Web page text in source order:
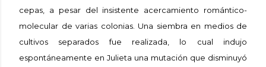
cepas, a pesar del insistente acercamiento romántico-
molecular de varias colonias. Una siembra en medios de
cultivos separados fue realizada, lo cual indujo
espontáneamente en Julieta una mutación que disminuyó